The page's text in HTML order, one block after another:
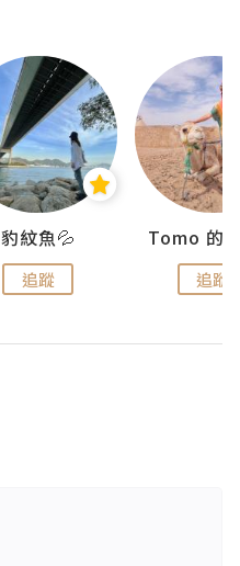
豹紋魚💦
追蹤 追蹤